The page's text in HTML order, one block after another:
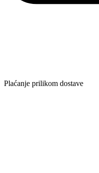
Plaćanje prilikom dostave